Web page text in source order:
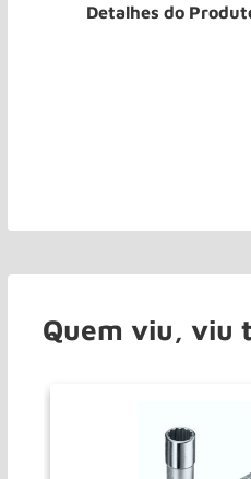
Detalhes do
Quem viu, viu